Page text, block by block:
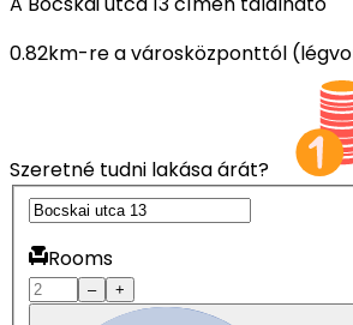
0.82km-re a városközponttól
Szeretné tudni lakása árát?
Rooms
– +